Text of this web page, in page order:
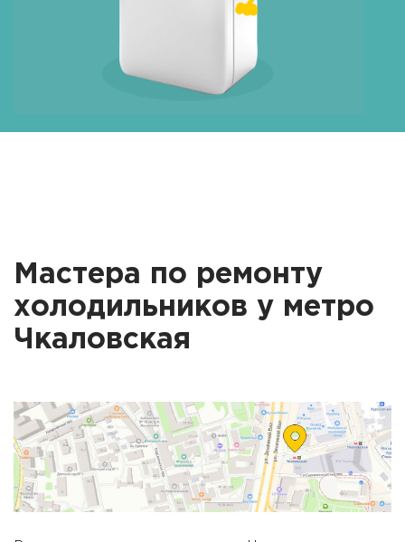
Мастера по ремонту
холодильников у метро
Чкаловская